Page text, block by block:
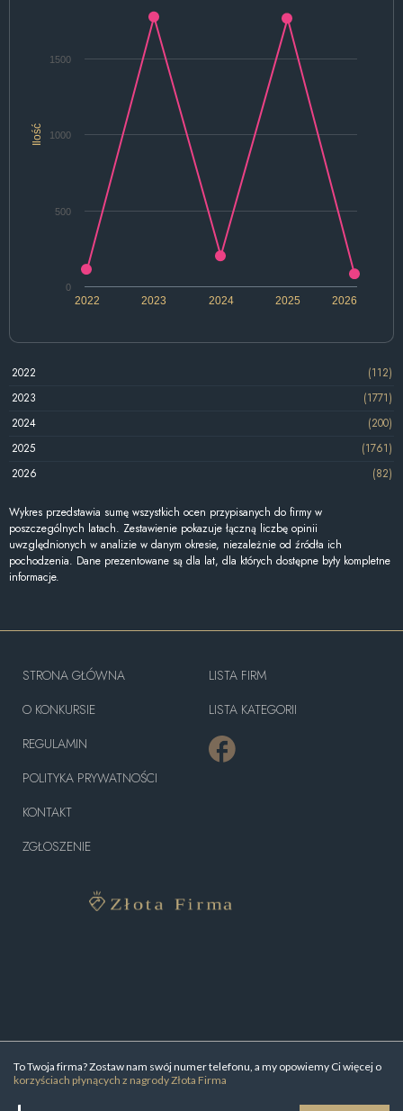
Ilość
2022 2024 2026
2023 2025
0
500
1000
1500
2022
(112)
2023
(1771)
2024
(200)
2025
(1761)
2026
(82)
Wykres przedstawia sumę wszystkich ocen przypisanych do firmy w
poszczególnych latach. Zestawienie pokazuje łączną liczbę opinii
uwzględnionych w analizie w danym okresie, niezależnie od źródła ich
pochodzenia. Dane prezentowane są dla lat, dla których dostępne były kompletne
informacje.
To Twoja firma? Zostaw nam swój numer telefonu, a my opowiemy Ci więcej o
korzyściach płynących z nagrody Złota Firma
STRONA GŁÓWNA
O KONKURSIE
REGULAMIN
POLITYKA PRYWATNOŚCI
KONTAKT
ZGŁOSZENIE
LISTA FIRM
LISTA KATEGORII